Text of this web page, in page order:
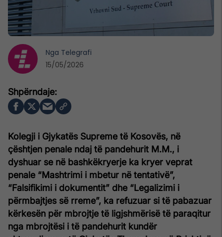
Kolegji i Gjykatës Supreme të Kosovës, në
çështjen penale ndaj të pandehurit M.M., i
dyshuar se në bashkëkryerje ka kryer veprat
penale “Mashtrimi i mbetur në tentativë”,
“Falsifikimi i dokumentit” dhe “Legalizimi i
përmbajtjes së rreme”, ka refuzuar si të pabazuar
kërkesën për mbrojtje të ligjshmërisë të paraqitur
nga mbrojtësi i të pandehurit kundër
Nga Telegrafi
15/05/2026